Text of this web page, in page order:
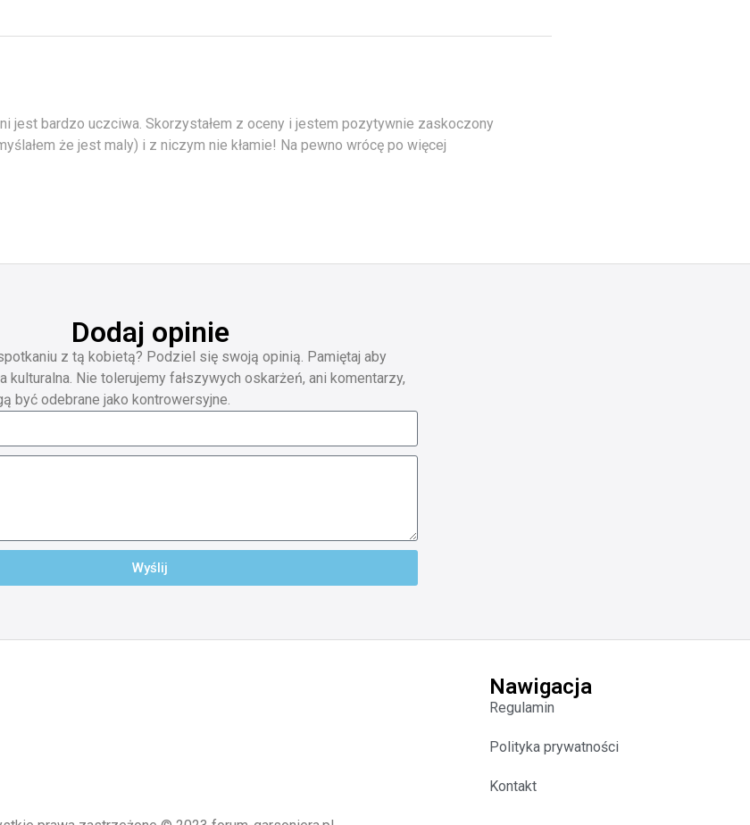
jest bardzo uczciwa. Skorzystałem z oceny i jestem pozytywnie zaskoczony
że jest maly) i z niczym nie kłamie! Na pewno wrócę po więcej
Dodaj opinie
spotkaniu z tą kobietą? Podziel się swoją opinią. Pamiętaj aby
kulturalna. Nie tolerujemy fałszywych oskarżeń, ani komentarzy,
być odebrane jako kontrowersyjne.
Wyślij
Nawigacja
Regulamin
Polityka prywatności
Kontakt